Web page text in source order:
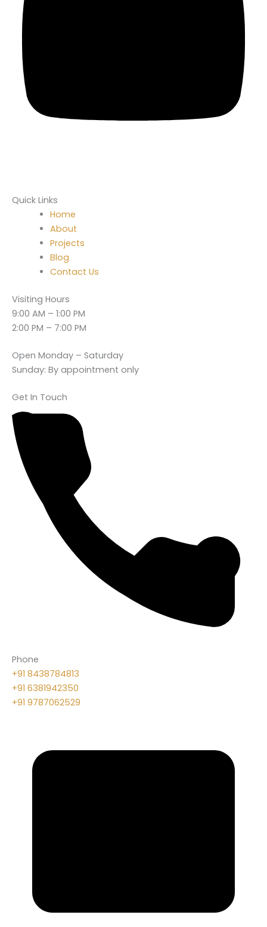
Quick Links
Home
About
Projects
Blog
Contact Us
Visiting Hours
9:00 AM – 1:00 PM
2:00 PM – 7:00 PM
Open Monday – Saturday
Sunday: By appointment only
Get In Touch
Phone
+91 8438784813
+91 6381942350
+91 9787062529